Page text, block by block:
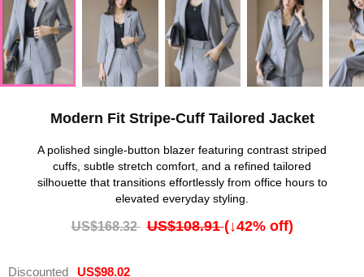
Modern Fit Stripe-Cuff Tailored Jacket
A polished single-button blazer featuring contrast striped
cuffs, subtle stretch comfort, and a refined tailored
silhouette that transitions effortlessly from office hours to
elevated everyday styling.
US$168.32 US$108.91(↓42% off)
Discounted
US$98.02